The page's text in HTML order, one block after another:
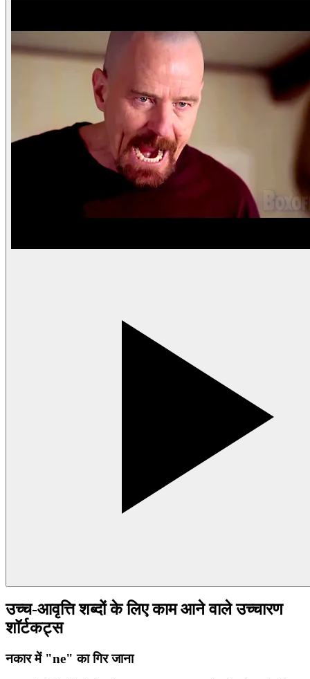
उच्च-आवृत्ति शब्दों के लिए काम आने वाले उच्चारण
शॉर्टकट्स
नकार में "ne" का गिर जाना